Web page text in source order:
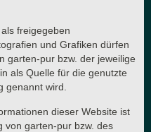
freigegeben
und Grafiken dürfen
garten-pur bzw. der jeweilige
als Quelle für die genutzte
genannt wird.
dieser Website ist
von garten-pur bzw. des